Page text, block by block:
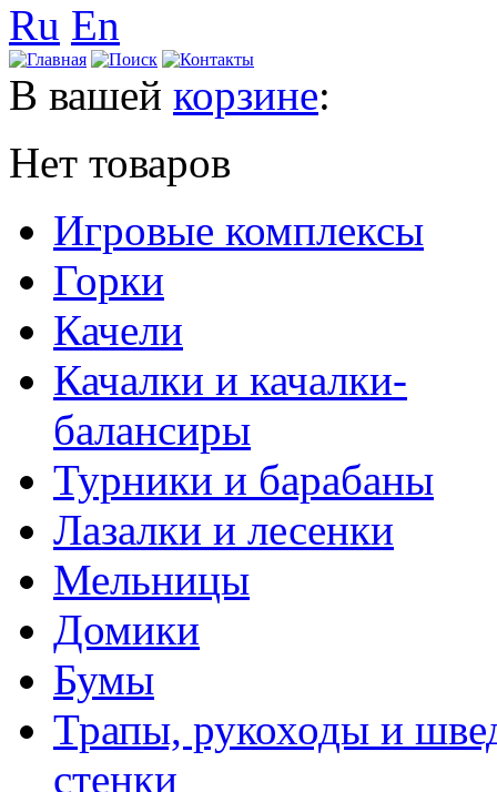
Ru En
В вашей корзине:
Нет товаров
Игровые комплексы
Горки
Качели
Качалки и качалки-
балансиры
Турники и барабаны
Лазалки и лесенки
Мельницы
Домики
Бумы
Трапы, рукоходы и
стенки